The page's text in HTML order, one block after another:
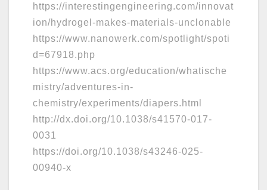
https://interestingengineering.com/innovat
ion/hydrogel-makes-materials-unclonable
https://www.nanowerk.com/spotlight/spoti
d=67918.php
https://www.acs.org/education/whatische
mistry/adventures-in-
chemistry/experiments/diapers.html
http://dx.doi.org/10.1038/s41570-017-
0031
https://doi.org/10.1038/s43246-025-
00940-x